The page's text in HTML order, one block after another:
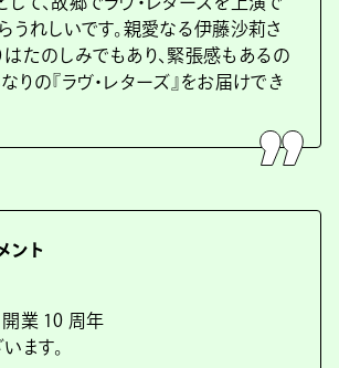
うれしいです。親愛なる伊藤沙莉さ
はたのしみでもあり、緊張感もあるの
りの『ラヴ・レターズ』をお届けでき
ント
業 10 周年
ます。